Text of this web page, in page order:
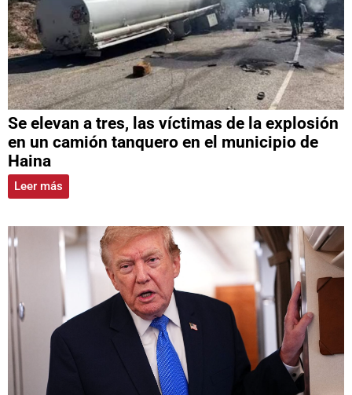
Se elevan a tres, las víctimas de la explosión
en un camión tanquero en el municipio de
Haina
Leer más